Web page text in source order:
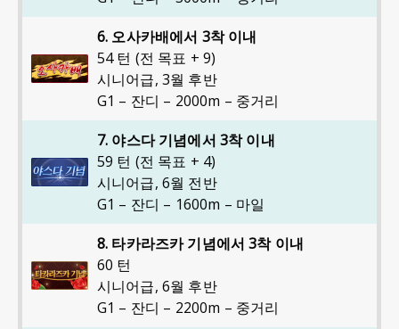
6. 오사카배에서 3착 이내
54 턴 (전 목표 + 9)
시니어급, 3월 후반
G1 – 잔디 – 2000m – 중거리
7. 야스다 기념에서 3착 이내
59 턴 (전 목표 + 4)
시니어급, 6월 전반
G1 – 잔디 – 1600m – 마일
8. 타카라즈카 기념에서 3착 이내
60 턴
시니어급, 6월 후반
G1 – 잔디 – 2200m – 중거리